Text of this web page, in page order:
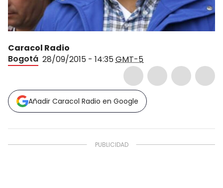
Caracol Radio
Bogotá 28/09/2015 - 14:35GMT-5
Añadir Caracol Radio en Google